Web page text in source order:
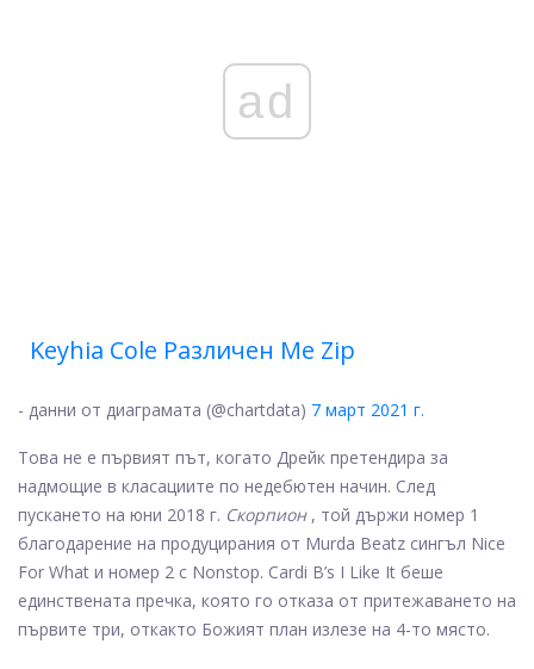
ad
Keyhia Cole Различен Ме Zip
- данни от диаграмата (@chartdata) 7 март 2021 г.
Това не е първият път, когато Дрейк претендира за
надмощие в класациите по недебютен начин. След
пускането на юни 2018 г. Скорпион, той държи номер 1
благодарение на продуцирания от Murda Beatz сингъл Nice
For What и номер 2 с Nonstop. Cardi B’s I Like It беше
единствената пречка, която го отказа от притежаването на
първите три, откакто Божият план излезе на 4-то място.